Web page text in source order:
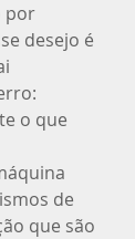
por
desejo é
o que
de
que são